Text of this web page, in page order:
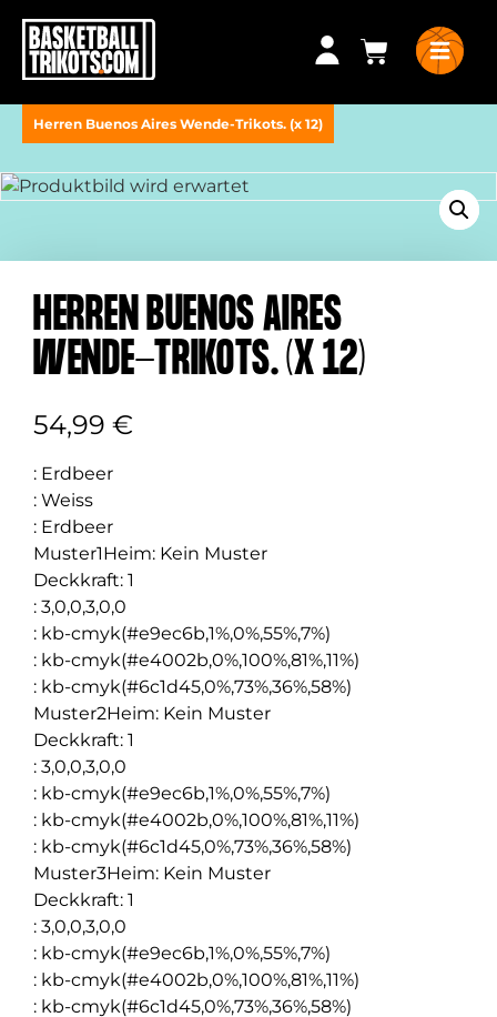
Herren Buenos Aires Wende-Trikots. (x 12)
HERREN BUENOS AIRES
WENDE-TRIKOTS. (X 12)
54,99 €
: Erdbeer
: Weiss
: Erdbeer
Muster1Heim: Kein Muster
Deckkraft: 1
: 3,0,0,3,0,0
: kb-cmyk(#e9ec6b,1%,0%,55%,7%)
: kb-cmyk(#e4002b,0%,100%,81%,11%)
: kb-cmyk(#6c1d45,0%,73%,36%,58%)
Muster2Heim: Kein Muster
Deckkraft: 1
: 3,0,0,3,0,0
: kb-cmyk(#e9ec6b,1%,0%,55%,7%)
: kb-cmyk(#e4002b,0%,100%,81%,11%)
: kb-cmyk(#6c1d45,0%,73%,36%,58%)
Muster3Heim: Kein Muster
Deckkraft: 1
: 3,0,0,3,0,0
: kb-cmyk(#e9ec6b,1%,0%,55%,7%)
: kb-cmyk(#e4002b,0%,100%,81%,11%)
: kb-cmyk(#6c1d45,0%,73%,36%,58%)